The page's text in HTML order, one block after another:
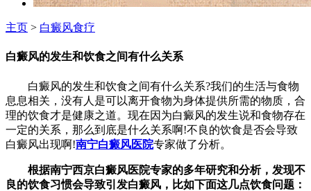
主页 > 白癜风食疗
白癜风的发生和饮食之间有什么关系
白癜风的发生和饮食之间有什么关系?我们的生活与食物
息息相关，没有人是可以离开食物为身体提供所需的物质，合
理的饮食才是健康之道。现在因为白癜风的发生说和食物存在
一定的关系，那么到底是什么关系啊!不良的饮食是否会导致
白癜风出现啊!南宁白癜风医院专家做了分析。
根据南宁西京白癜风医院专家的多年研究和分析，发现不
良的饮食习惯会导致引发白癜风，比如下面这几点饮食问题：